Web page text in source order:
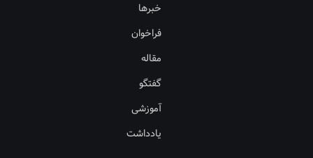
خبرها
فراخوان
مقاله
گفتگو
آموزشی
یادداشت